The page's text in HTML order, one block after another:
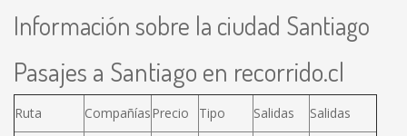
Información sobre la ciudad Santiago
Pasajes a Santiago en recorrido.cl
Ruta CompañíasPrecio Tipo Salidas Salidas